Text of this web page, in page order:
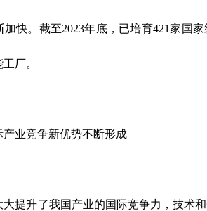
加快。截至2023年底，已培育421家国家
厂。
业竞争新优势不断形成
升了我国产业的国际竞争力，技术和